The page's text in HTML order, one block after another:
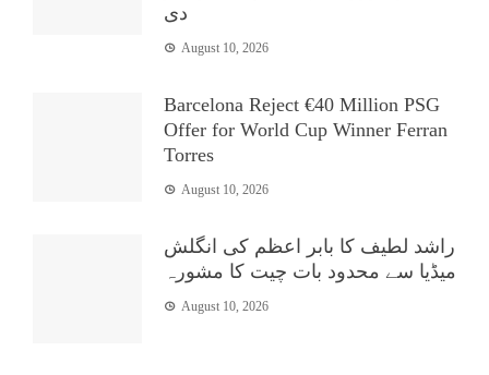
دی
August 10, 2026
Barcelona Reject €40 Million PSG
Offer for World Cup Winner Ferran
Torres
August 10, 2026
راشد لطیف کا بابر اعظم کی انگلش
میڈیا سے محدود بات چیت کا مشورہ
August 10, 2026